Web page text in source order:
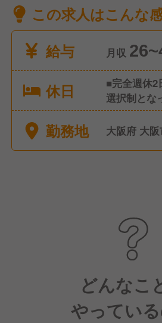
この求人はこんな感
給与
月収
休日
■完全週休
選択制とな
数により給与
有給休暇 └
勤務地 大阪府 大
どんなこ
やってい